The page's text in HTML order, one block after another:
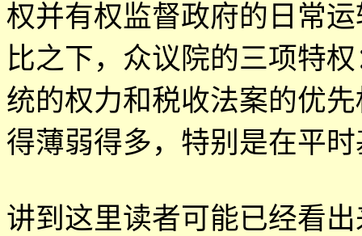
权并有权监督政府的日常
比之下，众议院的三项特
统的权力和税收法案的优
得薄弱得多，特别是在平
讲到这里读者可能已经看